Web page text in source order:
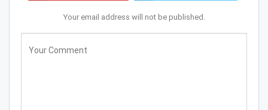
Your email address will not be published.